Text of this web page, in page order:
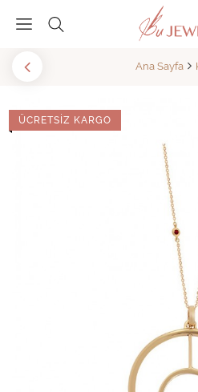
Ana Sayfa
ÜCRETSIZ KARGO